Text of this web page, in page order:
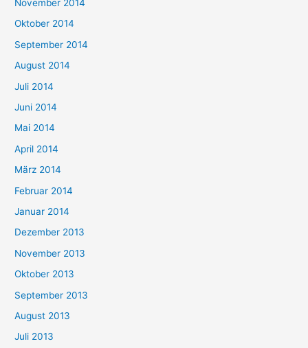
November 2014
Oktober 2014
September 2014
August 2014
Juli 2014
Juni 2014
Mai 2014
April 2014
März 2014
Februar 2014
Januar 2014
Dezember 2013
November 2013
Oktober 2013
September 2013
August 2013
Juli 2013